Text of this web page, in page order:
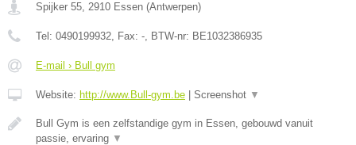
Spijker 55, 2910 Essen (Antwerpen)
Tel: 0490199932, Fax: -, BTW-nr: BE1032386935
E-mail › Bull gym
Website: http://www.Bull-gym.be Screenshot ▼
Bull Gym is een zelfstandige gym in Essen, gebouwd vanuit
passie, ervaring ▼